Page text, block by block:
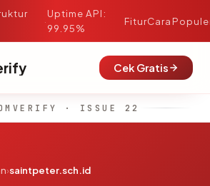
·
Uptime API:
99.95%
FiturCara
Cek Gratis
· ISSUE 22
›saintpeter.sch.id